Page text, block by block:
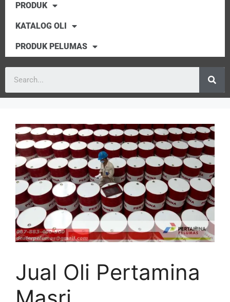
PRODUK
KATALOG OLI
PRODUK PELUMAS
Jual Oli Pertamina